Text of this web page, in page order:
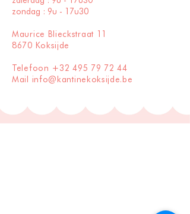
zondag : 9u - 17u30
Maurice Blieckstraat 11
8670 Koksijde
Telefoon +32 495 79 72 44
Mail info@kantinekoksijde.be